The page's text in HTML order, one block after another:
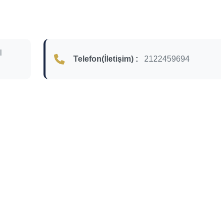
Telefon(İletişim) : 2122459694